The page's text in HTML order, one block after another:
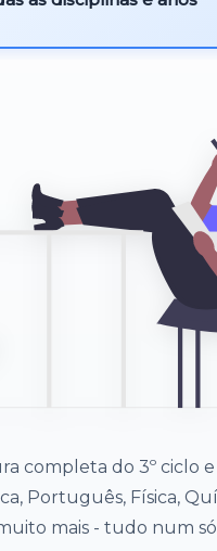
completa do 3º ciclo
Português, Física,
mais - tudo num